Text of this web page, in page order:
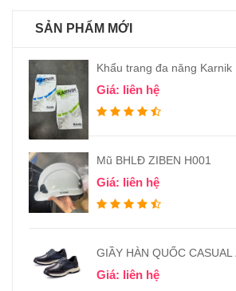
SẢN PHẨM MỚI
Khẩu trang đa năng Karnik
Giá: liên hệ
Mũ BHLĐ ZIBEN H001
Giá: liên hệ
GIẦY HÀN QUỐC CASUAL
Giá: liên hệ